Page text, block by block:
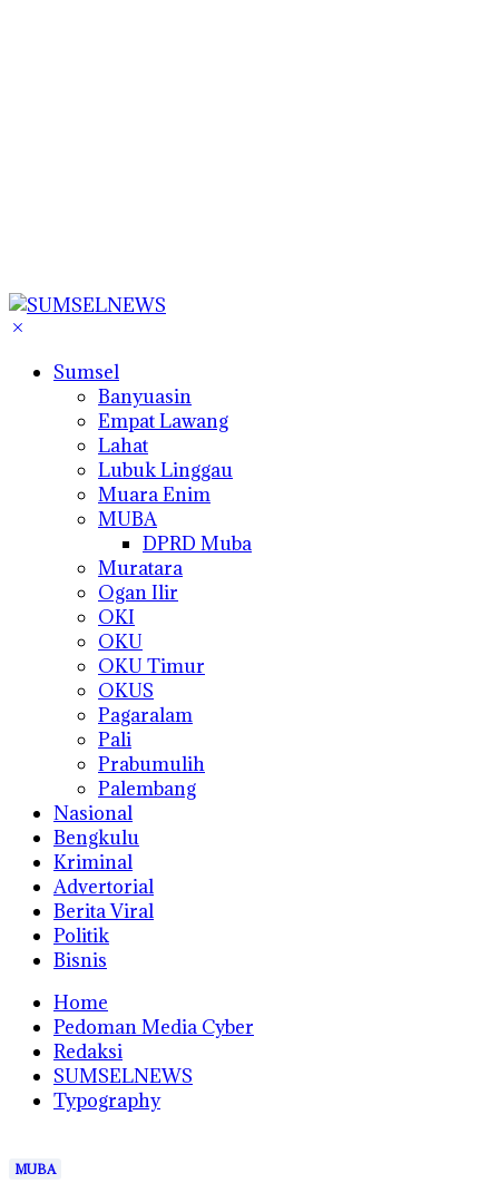
Sumsel
Banyuasin
Empat Lawang
Lahat
Lubuk Linggau
Muara Enim
MUBA
DPRD Muba
Muratara
Ogan Ilir
OKI
OKU
OKU Timur
OKUS
Pagaralam
Pali
Prabumulih
Palembang
Nasional
Bengkulu
Kriminal
Advertorial
Berita Viral
Politik
Bisnis
Home
Pedoman Media Cyber
Redaksi
SUMSELNEWS
Typography
MUBA